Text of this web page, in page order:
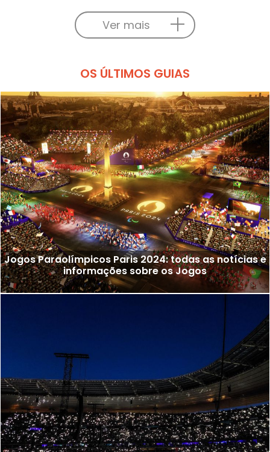
Ver mais
OS ÚLTIMOS GUIAS
Jogos Paraolímpicos Paris 2024: todas as notícias e
informações sobre os Jogos